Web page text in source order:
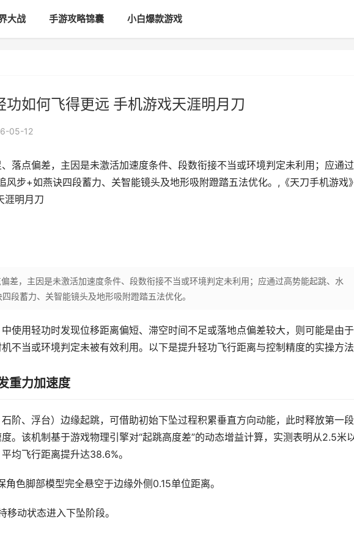
大战 手游攻略锦囊 小白爆款游戏
功如何飞得更远 手机游戏天涯明月刀
05-12
落点偏差，主因是未激活加速度条件、段数衔接不当或环境判定未利用；应通
风步+如燕诀四段蓄力、关智能镜头及地形吸附蹬踏五法优化。,《天刀手机游戏
涯明月刀
差，主因是未激活加速度条件、段数衔接不当或环境判定未利用；应通过高势能起跳、水
段蓄力、关智能镜头及地形吸附蹬踏五法优化。
使用轻功时发现位移距离偏短、滞空时间不足或落地点偏差较大，则可能是由
不当或环境判定未被有效利用。以下是提升轻功飞行距离与控制精度的实操方
重力加速度
阶、浮台）边缘起跳，可借助初始下坠过程积累垂直方向动能，此时释放第一
。该机制基于游戏物理引擎对“起跳高度差”的动态增益计算，实测表明从2.5米
均飞行距离提升达38.6%。
色脚部模型完全悬空于边缘外侧0.15单位距离。
动状态进入下坠阶段。